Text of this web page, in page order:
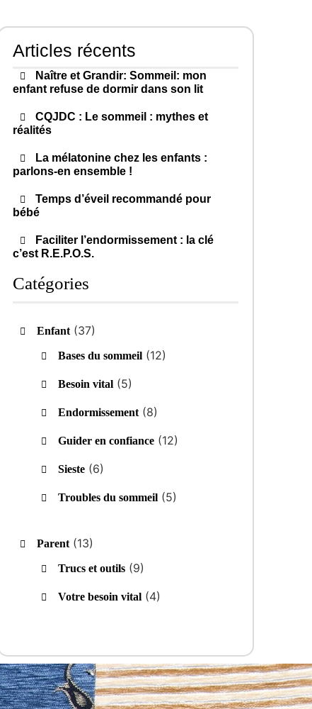
Articles récents
Naître et Grandir: Sommeil: mon
enfant refuse de dormir dans son lit
CQJDC : Le sommeil : mythes et
réalités
La mélatonine chez les enfants :
parlons-en ensemble !
Temps d’éveil recommandé pour
bébé
Faciliter l’endormissement : la clé
c’est R.E.P.O.S.
Catégories
Enfant(37)
Bases du sommeil(12)
Besoin vital(5)
Endormissement(8)
Guider en confiance(12)
Sieste(6)
Troubles du sommeil(5)
Parent(13)
Trucs et outils(9)
Votre besoin vital(4)